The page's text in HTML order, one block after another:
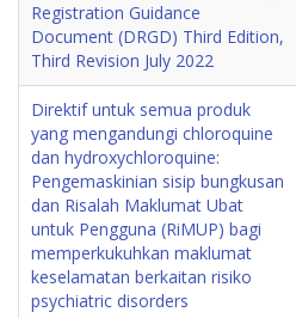
Registration Guidance
Document (DRGD) Third Edition,
Third Revision July 2022
Direktif untuk semua produk
yang mengandungi chloroquine
dan hydroxychloroquine:
Pengemaskinian sisip bungkusan
dan Risalah Maklumat Ubat
untuk Pengguna (RiMUP) bagi
memperkukuhkan maklumat
keselamatan berkaitan risiko
psychiatric disorders